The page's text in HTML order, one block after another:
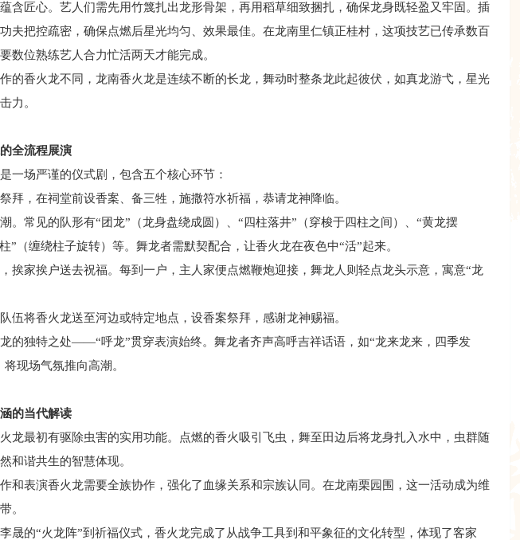
匠心。艺人们需先用竹篾扎出龙形骨架，再用稻草细致捆扎，确保龙身既轻盈又牢固。插
把控疏密，确保点燃后星光均匀、效果最佳。在龙南里仁镇正桂村，这项技艺已传承数百
数位熟练艺人合力忙活两天才能完成。
香火龙不同，龙南香火龙是连续不断的长龙，舞动时整条龙此起彼伏，如真龙游弋，星光
力。
全流程展演
场严谨的仪式剧，包含五个核心环节：
，在祠堂前设香案、备三牲，施撒符水祈福，恭请龙神降临。
常见的队形有“团龙”（龙身盘绕成圆）、“四柱落井”（穿梭于四柱之间）、“黄龙摆
”（缠绕柱子旋转）等。舞龙者需默契配合，让香火龙在夜色中“活”起来。
家挨户送去祝福。每到一户，主人家便点燃鞭炮迎接，舞龙人则轻点龙头示意，寓意“龙
将香火龙送至河边或特定地点，设香案祭拜，感谢龙神赐福。
独特之处——“呼龙”贯穿表演始终。舞龙者齐声高呼吉祥话语，如“龙来龙来，四季发
现场气氛推向高潮。
的当代解读
最初有驱除虫害的实用功能。点燃的香火吸引飞虫，舞至田边后将龙身扎入水中，虫群随
谐共生的智慧体现。
表演香火龙需要全族协作，强化了血缘关系和宗族认同。在龙南栗园围，这一活动成为维
。
的“火龙阵”到祈福仪式，香火龙完成了从战争工具到和平象征的文化转型，体现了客家